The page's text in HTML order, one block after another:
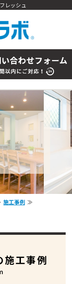
レッシュ
施工事例
施工事例